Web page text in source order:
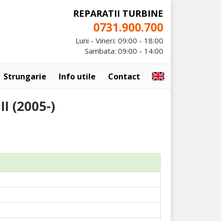
REPARATII TURBINE
0731.900.700
Luni - Vineri: 09:00 - 18:00
Sambata: 09:00 - 14:00
Strungarie Info utile Contact
(2005-)